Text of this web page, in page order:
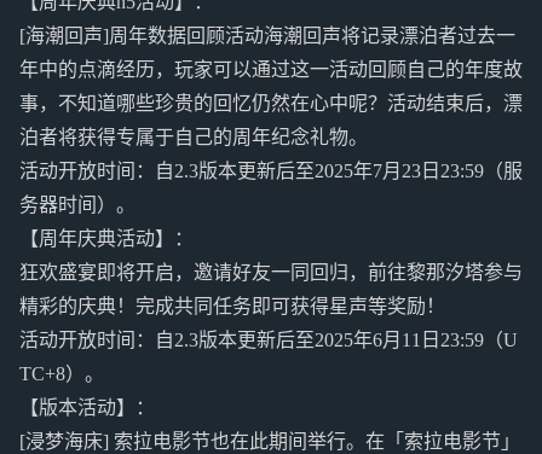
[海潮回声]周年数据回顾活动海潮回声将记录漂泊者过去一
年中的点滴经历，玩家可以通过这一活动回顾自己的年度故
事，不知道哪些珍贵的回忆仍然在心中呢？活动结束后，漂
泊者将获得专属于自己的周年纪念礼物。
活动开放时间：自2.3版本更新后至2025年7月23日23:59（服
务器时间）。
【周年庆典活动】：
狂欢盛宴即将开启，邀请好友一同回归，前往黎那汐塔参与
精彩的庆典！完成共同任务即可获得星声等奖励！
活动开放时间：自2.3版本更新后至2025年6月11日23:59（U
TC+8）。
【版本活动】：
[浸梦海床] 索拉电影节也在此期间举行。在「索拉电影节」